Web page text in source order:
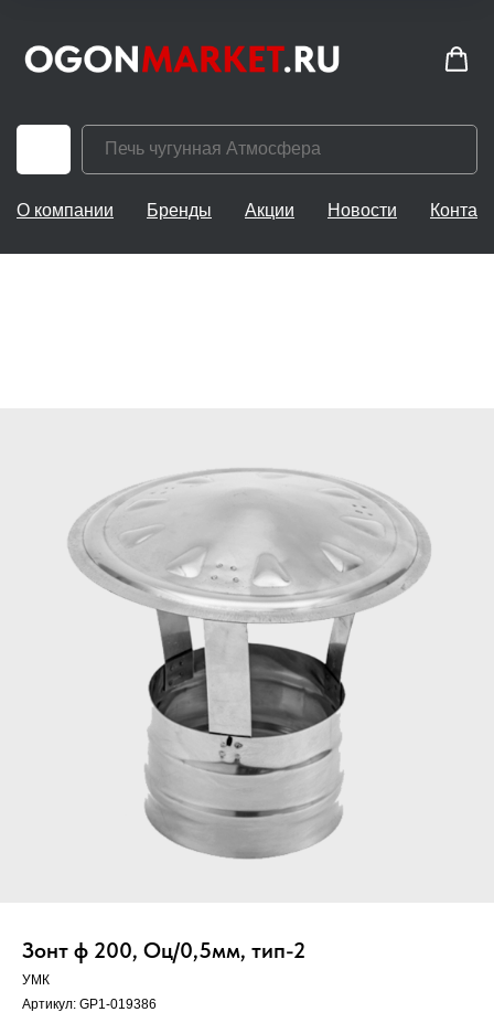
О компании Бренды Акции Новости
Зонт ф 200, Оц/0,5мм, тип-2
УМК
Артикул: GP1-019386